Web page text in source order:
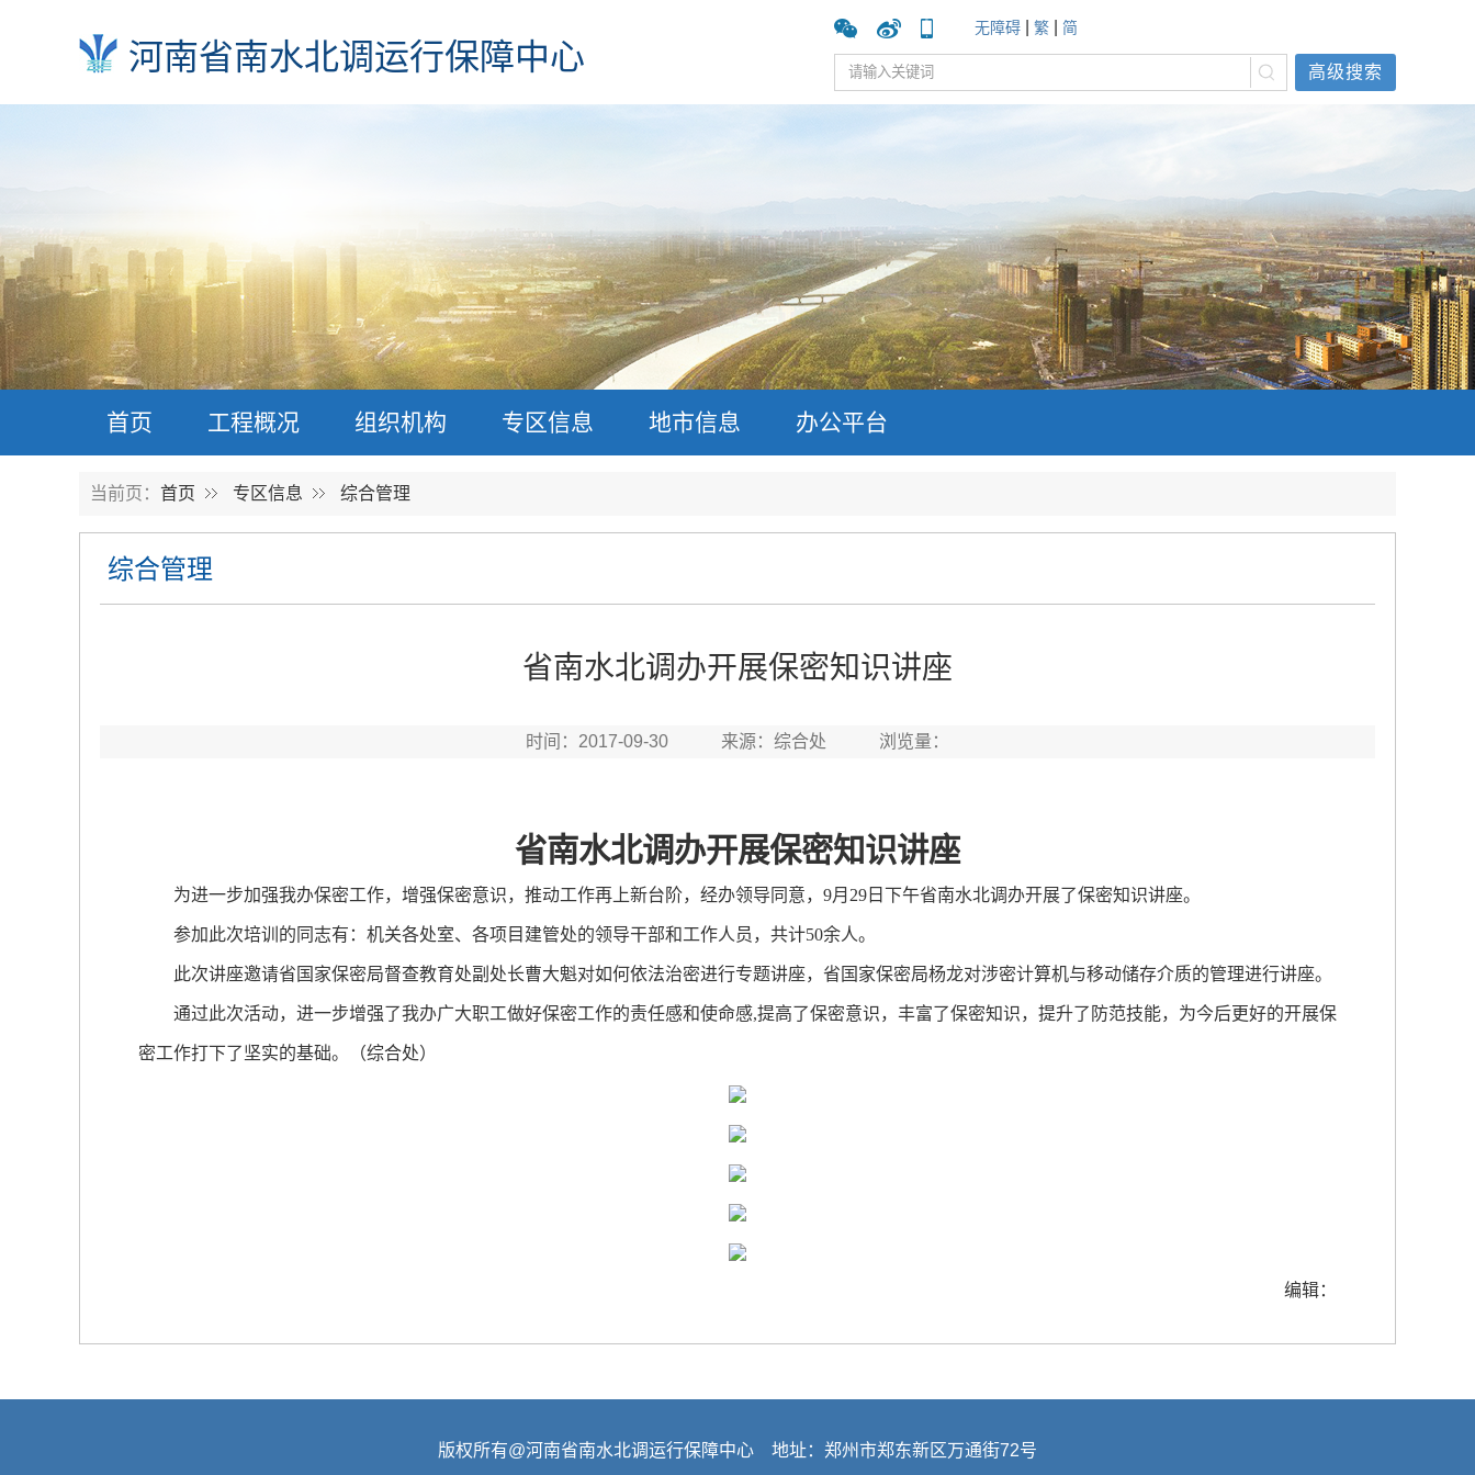
河南省南水北调运行保障中心
无障碍 繁 简
高级搜索
首页 工程概况 组织机构 专区信息 地市信息 办公平台
当前页： 首页 专区信息 综合管理
综合管理
省南水北调办开展保密知识讲座
时间：2017-09-30 来源：综合处 浏览量：
省南水北调办开展保密知识讲座
为进一步加强我办保密工作，增强保密意识，推动工作再上新台阶，经办领导同意，9月29日下午省南水北调办开展了保密知识讲座。
参加此次培训的同志有：机关各处室、各项目建管处的领导干部和工作人员，共计50余人。
此次讲座邀请省国家保密局督查教育处副处长曹大魁对如何依法治密进行专题讲座，省国家保密局杨龙对涉密计算机与移动储存介质的管理进行讲座。
通过此次活动，进一步增强了我办广大职工做好保密工作的责任感和使命感,提高了保密意识，丰富了保密知识，提升了防范技能，为今后更好的开展保
密工作打下了坚实的基础。（综合处）
编辑：
版权所有@河南省南水北调运行保障中心 地址：郑州市郑东新区万通街72号